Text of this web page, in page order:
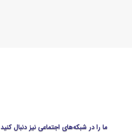
ما را در شبکه‌های اجتماعی نیز دنبال کنید